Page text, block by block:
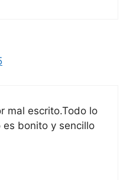
mal escrito.Todo lo
bonito y sencillo